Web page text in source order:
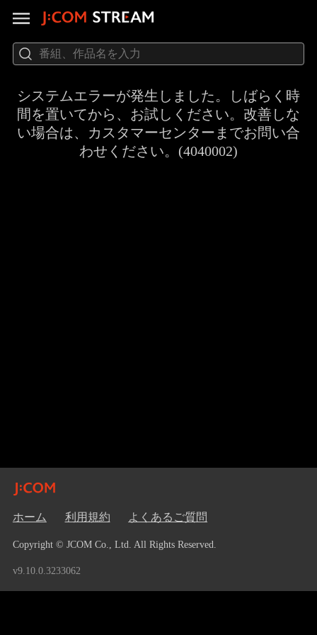
システムエラーが発生しました。しばらく時
間を置いてから、お試しください。改善しな
い場合は、カスタマーセンターまでお問い合
わせください。(4040002)
ホーム 利用規約 よくあるご質問
Copyright © JCOM Co., Ltd. All Rights Reserved.
v9.10.0.3233062